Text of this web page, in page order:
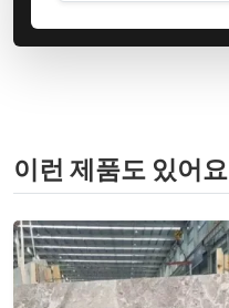
이런 제품도 있어요